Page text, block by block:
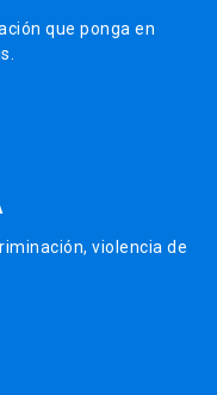
que ponga en
violencia de